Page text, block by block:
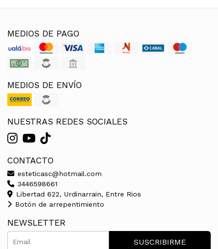
MEDIOS DE PAGO
MEDIOS DE ENVÍO
NUESTRAS REDES SOCIALES
CONTACTO
esteticasc@hotmail.com
3446598661
Libertad 622, Urdinarrain, Entre Rios
Botón de arrepentimiento
NEWSLETTER
SUSCRIBIRME